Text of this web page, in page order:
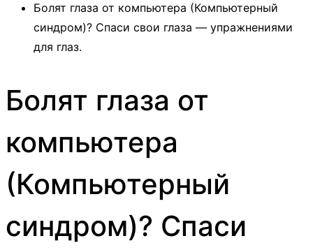
Болят глаза от компьютера (Компьютерный
синдром)? Спаси свои глаза — упражнениями
для глаз.
Болят глаза от
компьютера
(Компьютерный
синдром)? Спаси